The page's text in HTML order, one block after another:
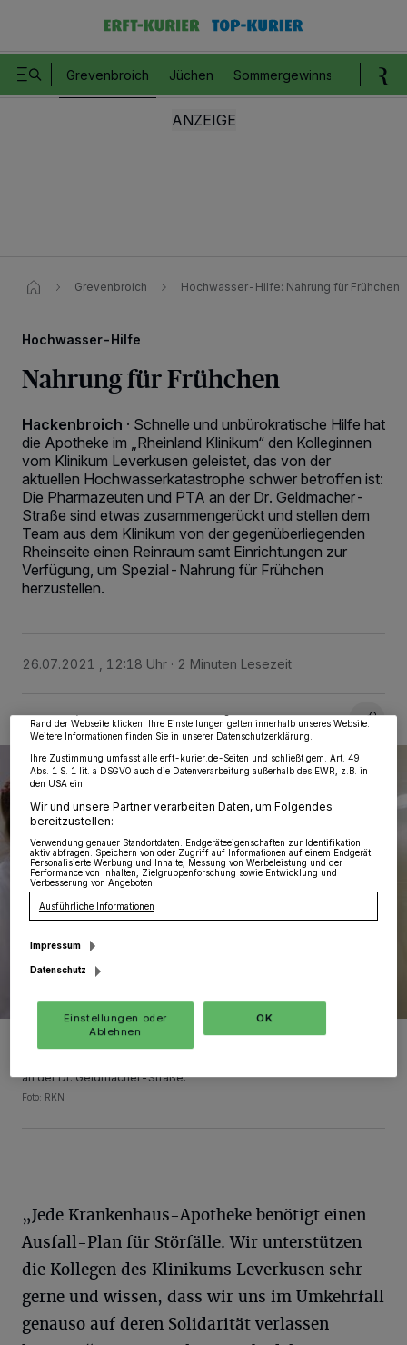
Grevenbroich Jüchen Sommergewinnspiel
Grevenbroich Hochwasser-Hilfe: Nahrung für Frühchen
Hochwasser-Hilfe
Nahrung für Frühchen
Hackenbroich · Schnelle und unbürokratische Hilfe hat
die Apotheke im „Rheinland Klinikum“ den Kolleginnen
vom Klinikum Leverkusen geleistet, das von der
aktuellen Hochwasserkatastrophe schwer betroffen ist:
Die Pharmazeuten und PTA an der Dr. Geldmacher-
Straße sind etwas zusammengerückt und stellen dem
Team aus dem Klinikum von der gegenüberliegenden
Rheinseite einen Reinraum samt Einrichtungen zur
Verfügung, um Spezial-Nahrung für Frühchen
herzustellen.
26.07.2021 , 12:18 Uhr 2 Minuten Lesezeit
Juliane Naujoks, Apothekerin im Rheinland Klinikum Dormagen,
verfolgt durch ein Fenster die Arbeit der beiden Kolleginnen vom
an der Dr. Geldmacher-Straße.
Foto: RKN
„Jede Krankenhaus-Apotheke benötigt einen
Ausfall-Plan für Störfälle. Wir unterstützen
die Kollegen des Klinikums Leverkusen sehr
gerne und wissen, dass wir uns im Umkehrfall
genauso auf deren Solidarität verlassen
Partner verarbeiten Daten, um Ihnen Dienste bereitzustellen“ aufgeführten
Zwecke. Wenn Tracker deaktiviert sind, sind manche Inhalte und Anzeigen
Rand der Webseite klicken. Ihre Einstellungen gelten innerhalb unseres Website.
Weitere Informationen finden Sie in unserer Datenschutzerklärung.
Ihre Zustimmung umfasst alle erft-kurier.de-Seiten und schließt gem. Art. 49
Abs. 1 S. 1 lit. a DSGVO auch die Datenverarbeitung außerhalb des EWR, z.B. in
den USA ein.
Wir und unsere Partner verarbeiten Daten, um Folgendes
bereitzustellen:
Verwendung genauer Standortdaten. Endgeräteeigenschaften zur Identifikation
aktiv abfragen. Speichern von oder Zugriff auf Informationen auf einem Endgerät.
Personalisierte Werbung und Inhalte, Messung von Werbeleistung und der
Performance von Inhalten, Zielgruppenforschung sowie Entwicklung und
Verbesserung von Angeboten.
Ausführliche Informationen
Impressum
Datenschutz
Einstellungen oder
Ablehnen
OK